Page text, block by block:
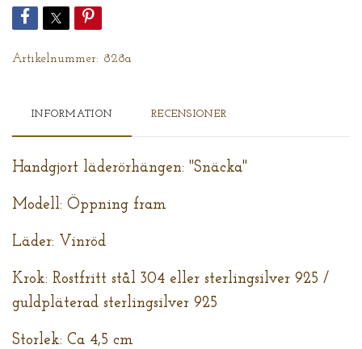
Artikelnummer: 828a
INFORMATION RECENSIONER
Handgjort läderörhängen: "Snäcka"
Modell: Öppning fram
Läder: Vinröd
Krok: Rostfritt stål 304 eller sterlingsilver 925 /
guldpläterad sterlingsilver 925
Storlek: Ca 4,5 cm